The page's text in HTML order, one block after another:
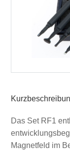
Anwendung
Das Set RF1
Magnetfeld im